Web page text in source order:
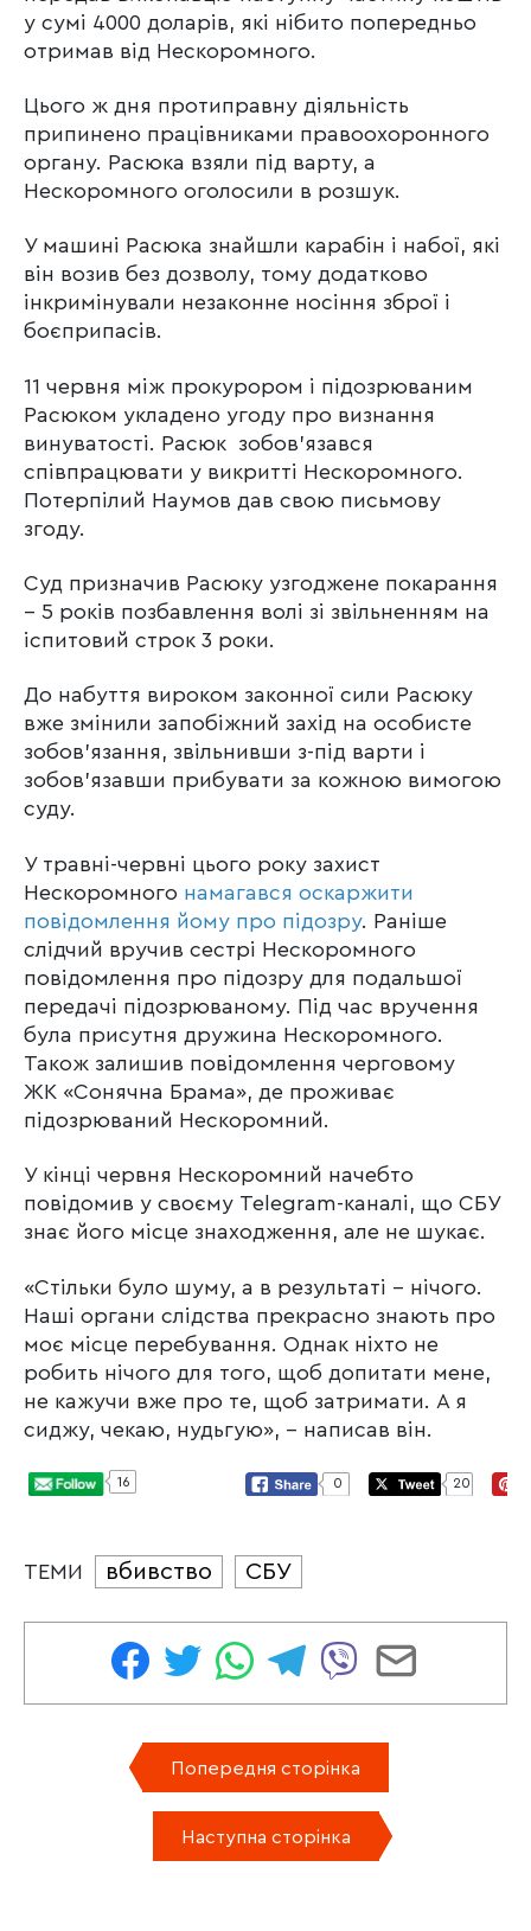
у сумі 4000 доларів, які нібито попередньо
отримав від Нескоромного.
Цього ж дня протиправну діяльність
припинено працівниками правоохоронного
органу. Расюка взяли під варту, а
Нескоромного оголосили в розшук.
У машині Расюка знайшли карабін і набої, які
він возив без дозволу, тому додатково
інкримінували незаконне носіння зброї і
боєприпасів.
11 червня між прокурором і підозрюваним
Расюком укладено угоду про визнання
винуватості. Расюк зобов’язався
співпрацювати у викритті Нескоромного.
Потерпілий Наумов дав свою письмову
згоду.
Суд призначив Расюку узгоджене покарання
– 5 років позбавлення волі зі звільненням на
іспитовий строк 3 роки.
До набуття вироком законної сили Расюку
вже змінили запобіжний захід на особисте
зобов’язання, звільнивши з-під варти і
зобов’язавши прибувати за кожною вимогою
суду.
У травні-червні цього року захист
Нескоромного намагався оскаржити
повідомлення йому про підозру. Раніше
слідчий вручив сестрі Нескоромного
повідомлення про підозру для подальшої
передачі підозрюваному. Під час вручення
була присутня дружина Нескоромного.
Також залишив повідомлення черговому
ЖК «Сонячна Брама», де проживає
підозрюваний Нескоромний.
У кінці червня Нескоромний начебто
повідомив у своєму Telegram-каналі, що СБУ
знає його місце знаходження, але не шукає.
«Стільки було шуму, а в результаті – нічого.
Наші органи слідства прекрасно знають про
моє місце перебування. Однак ніхто не
робить нічого для того, щоб допитати мене,
не кажучи вже про те, щоб затримати. А я
сиджу, чекаю, нудьгую», – написав він.
16 0 20
ТЕМИ вбивство СБУ
Попередня сторінка
Наступна сторінка